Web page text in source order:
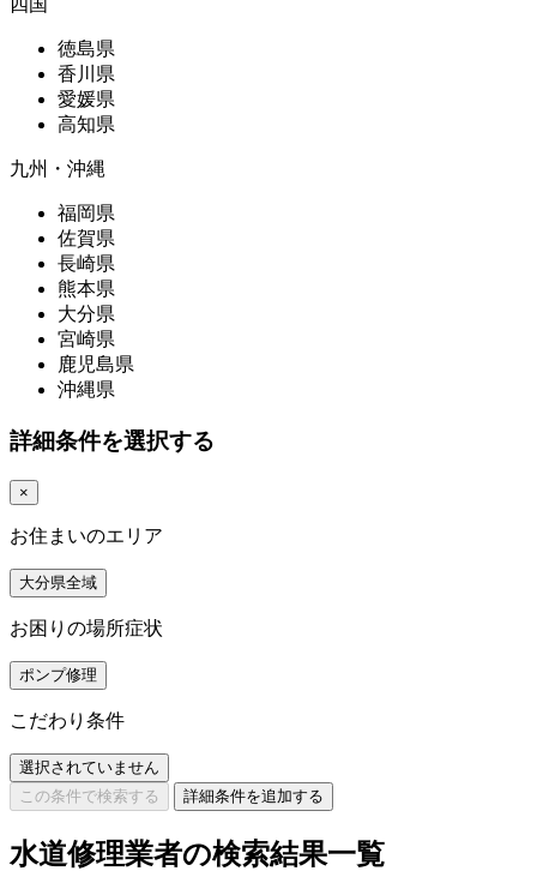
四国
徳島県
香川県
愛媛県
高知県
九州・沖縄
福岡県
佐賀県
長崎県
熊本県
大分県
宮崎県
鹿児島県
沖縄県
詳細条件を選択する
×
お住まいのエリア
大分県全域
お困りの場所症状
ポンプ修理
こだわり条件
選択されていません
この条件で検索する
詳細条件を追加する
水道修理業者の検索結果一覧